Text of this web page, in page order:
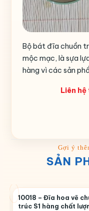
Bộ bát đĩa chuồn
mộc mạc, là sựa
hàng vì các sản
Liên
SẢN
10018 – Đĩa hoa vẽ
trúc S1 hàng chất